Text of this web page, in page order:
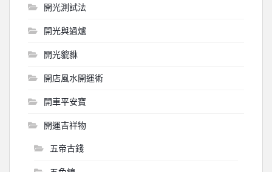
開光測試法
開光與過爐
開光貔貅
開店風水開運術
開車平安寶
開運吉祥物
五帝古錢